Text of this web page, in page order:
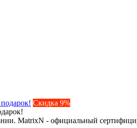
Скидка 9%
MatrixN - официальный